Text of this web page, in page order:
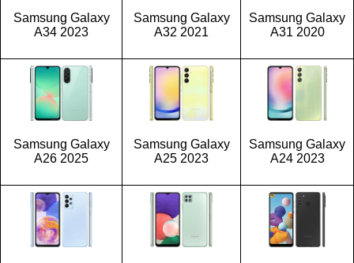
Samsung Galaxy
A34 2023
Samsung Galaxy
A32 2021
Samsung Galaxy
A31 2020
Samsung Galaxy
A26 2025
Samsung Galaxy
A25 2023
Samsung Galaxy
A24 2023